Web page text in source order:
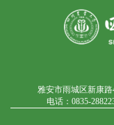
雅安市雨城区新康路
电话：0835-